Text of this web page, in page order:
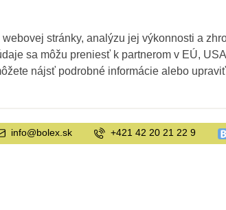
info@bolex.sk +421 42 20 21 22 9
stránky, analýzu jej výkonnosti a
sa môžu preniesť k partnerom v EÚ,
nájsť podrobné informácie alebo